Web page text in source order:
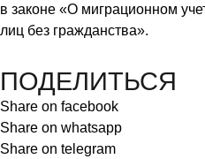
в законе «О миграционном
лиц без гражданства».
ПОДЕЛИТЬСЯ
Share on facebook
Share on whatsapp
Share on telegram